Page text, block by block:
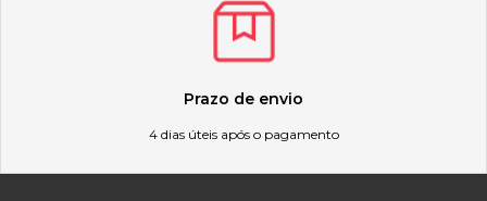
Prazo de envio
4 dias úteis após o pagamento